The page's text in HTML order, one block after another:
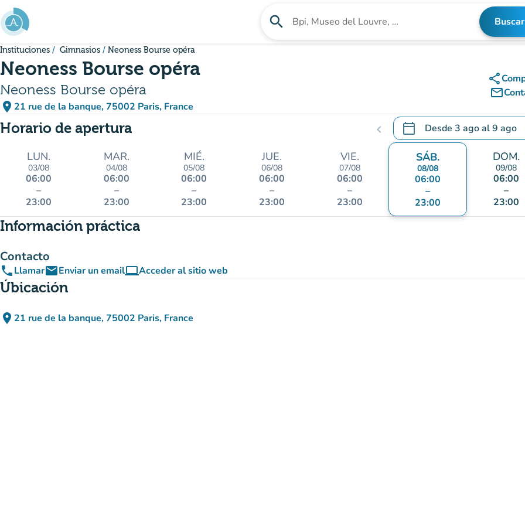
Ir al contenido principal
search Buscar un establecimiento Buscar
Instituciones Gimnasios Neoness Bourse opéra
Neoness Bourse opéra
Neoness Bourse opéra
place 21 rue de la banque, 75002 Paris, France
(abrir en Google Maps)
(nueva pestaña)
share
mail_outline
Horario de apertura chevron_left calendar_today Desde 3 agoal9 ago
.Abra el calendario para
LUN.
03/08
06:00
–
23:00
MAR.
04/08
06:00
–
23:00
MIÉ.
05/08
06:00
–
23:00
JUE.
06/08
06:00
–
23:00
VIE.
07/08
06:00
–
23:00
SÁB.
08/08
06:00
–
23:00
DOM.
09/08
06:00
–
23:00
Información práctica
Contacto
phoneLlamaremailEnviar un emailcomputerAcceder al sitio web
(nueva pestaña)
Úbicación
place 21 rue de la banque, 75002 Paris, France
(abrir en Google Maps)
(nueva pestaña)